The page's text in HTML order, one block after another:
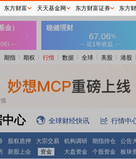
期指 期权 行情 数据 全球 美股 港股
心 全球财经快讯 行情中
股权质押 大宗交易 机构调研 期指持仓
公告
新股上会 资金 大盘资金 个股资金 板块
东方财富 天天基金网 东方财富证券 东方